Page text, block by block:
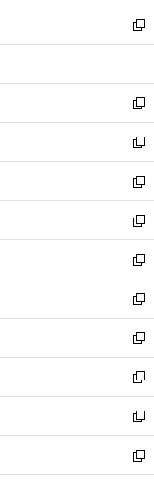
開
く
ウ
で
開
ン
ド
ウ
開
く
ウ
ィ
ン
ウ
で
開
く
し
い
ウ
ン
ド
ウ
で
開
く
新
し
ウ
ィ
ン
ド
ウ
で
開
く
新
し
い
ウ
ィ
ン
ド
ウ
で
開
く
新
し
い
ウ
ィ
ン
ド
ウ
で
開
く
新
し
い
ウ
ィ
ン
ド
ウ
で
開
く
新
し
い
ウ
ィ
ン
ド
ウ
で
開
く
新
し
い
ウ
ィ
ン
ド
ウ
で
開
く
新
し
い
ウ
ィ
ン
ド
ウ
で
開
新
し
い
ウ
ィ
ン
ド
ウ
新
し
い
ウ
ィ
ン
新
し
い
ウ
新
し